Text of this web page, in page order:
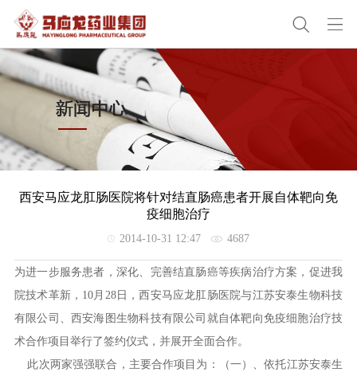
西安马应龙肛肠医院将针对结直肠癌患者开展自体靶向免
疫细胞治疗
2014-10-31 12:47 4687
为进一步服务患者，深化、完善结直肠癌等疾病治疗方案，促进我
院技术革新，10月28日，西安马应龙肛肠医院与江苏安泰生物科技
有限公司、西安海图生物科技有限公司就自体靶向免疫细胞治疗技
术合作项目举行了签约仪式，并展开全面合作。
此次两家强强联合，主要合作项目为：（一）、依托江苏安泰生